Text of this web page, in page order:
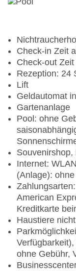
Check-in Zeit
Check-out
Rezeption: 24
Lift
Geldautomat
Gartenanlage
Pool: ohne
Souvenirshop,
Internet:
(Anlage):
American
Kreditkarte
Haustiere
ohne Gebühr,